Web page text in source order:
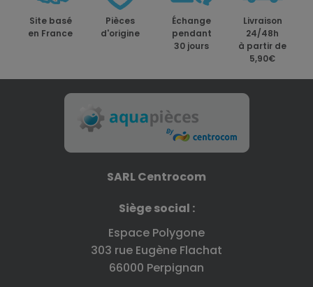
Site basé
en France
Pièces
d'origine
Échange
pendant
30 jours
Livraison
24/48h
à partir de
5,90€
SARL Centrocom
Siège social :
Espace Polygone
303 rue Eugène Flachat
66000 Perpignan